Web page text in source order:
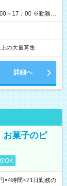
～17：00 ※勤務時
の大量募集
詳細へ
お菓子のピ
OK
×4時間×21日勤務の